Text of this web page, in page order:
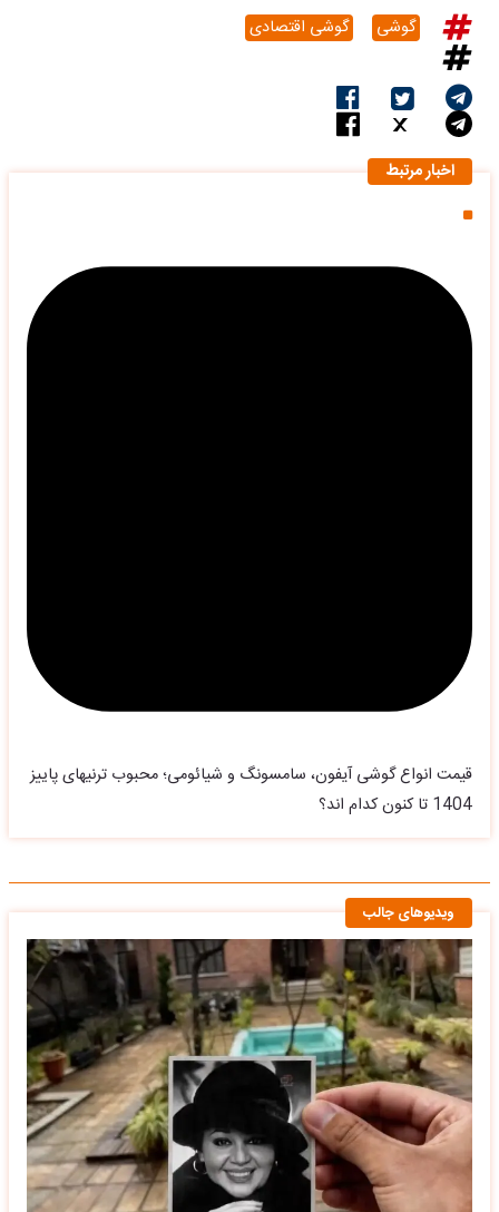
گوشی گوشی اقتصادی
اخبار مرتبط
قیمت انواع گوشی آیفون، سامسونگ و شیائومی؛ محبوب ترنیهای پاییز
1404 تا کنون کدام اند؟
ویدیوهای جالب